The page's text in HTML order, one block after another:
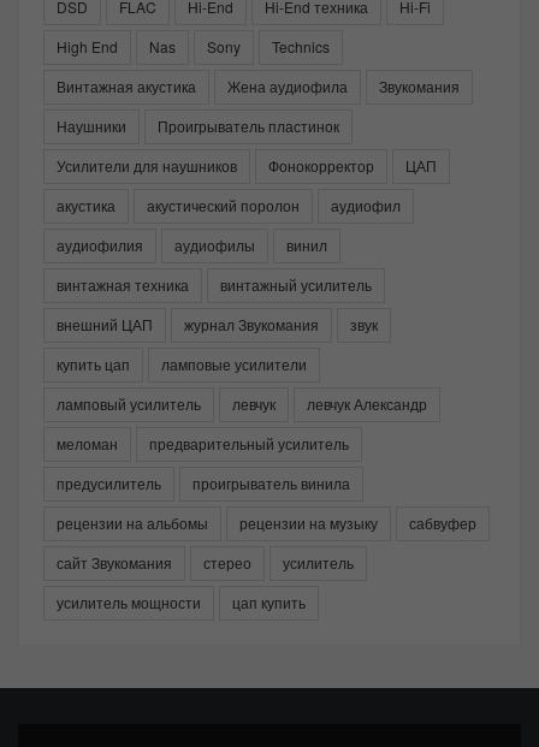
DSD FLAC Hi-End Hi-End техника
Hi-Fi
High End
Nas Sony
Technics
Винтажная акустика
Жена аудиофила
Звукомания
Наушники
Проигрыватель пластинок
Усилители для наушников
Фонокорректор
ЦАП
акустика
акустический поролон
аудиофил
аудиофилия
аудиофилы
винил
винтажная техника
винтажный усилитель
внешний ЦАП
журнал Звукомания
звук
купить цап
ламповые усилители
ламповый усилитель
левчук
левчук Александр
меломан
предварительный усилитель
предусилитель
проигрыватель винила
рецензии на альбомы
рецензии на музыку
сабвуфер
сайт Звукомания
стерео
усилитель
усилитель мощности
цап купить